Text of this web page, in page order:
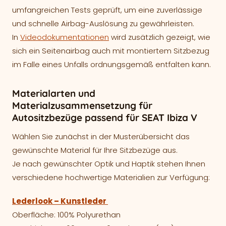
umfangreichen Tests geprüft, um eine zuverlässige
und schnelle Airbag-Auslösung zu gewährleisten.
In Videodokumentationen wird zusätzlich gezeigt, wie
sich ein Seitenairbag auch mit montiertem Sitzbezug
im Falle eines Unfalls ordnungsgemäß entfalten kann.
Materialarten und
Materialzusammensetzung für
Autositzbezüge passend für SEAT Ibiza V
Wählen Sie zunächst in der Musterübersicht das
gewünschte Material für Ihre Sitzbezüge aus.
Je nach gewünschter Optik und Haptik stehen Ihnen
verschiedene hochwertige Materialien zur Verfügung:
Lederlook – Kunstleder
Oberfläche: 100% Polyurethan